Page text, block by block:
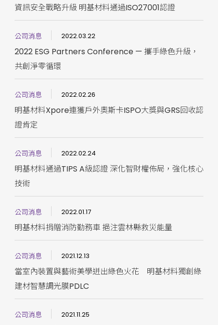
資訊安全戰略升級 明基材料通過ISO27001認證
公司消息 2022.03.22
2022 ESG Partners Conference — 攜手綠色升級，
共創淨零循環
公司消息 2022.02.26
明基材料Xpore連獲戶外奧斯卡ISPO大獎與GRS回收認
證肯定
公司消息 2022.02.24
明基材料通過TIPS A級認證 深化智財權佈局，強化核心
技術
公司消息 2022.01.17
明基材料捐贈消防勤務車 挹注雲林縣救災能量
公司消息 2021.12.13
當室內裝置與藝術美學迸出綠色火花 明基材料獨創綠
建材智慧調光膜PDLC
公司消息 2021.11.25